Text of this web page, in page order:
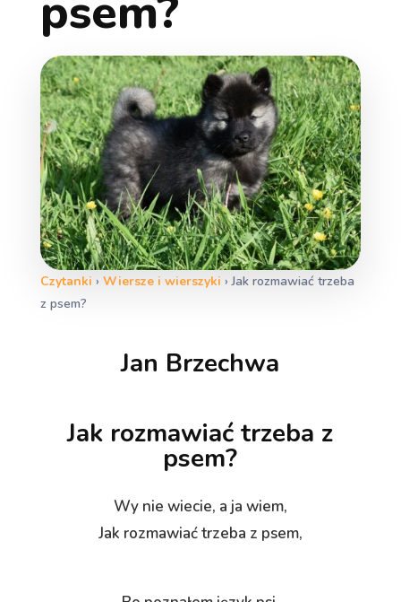
Czytanki › Wiersze i wierszyki ›Jak rozmawiać trzeba
z psem?
Jan Brzechwa
Jak rozmawiać trzeba z
psem?
Wy nie wiecie, a ja wiem,
Jak rozmawiać trzeba z psem,